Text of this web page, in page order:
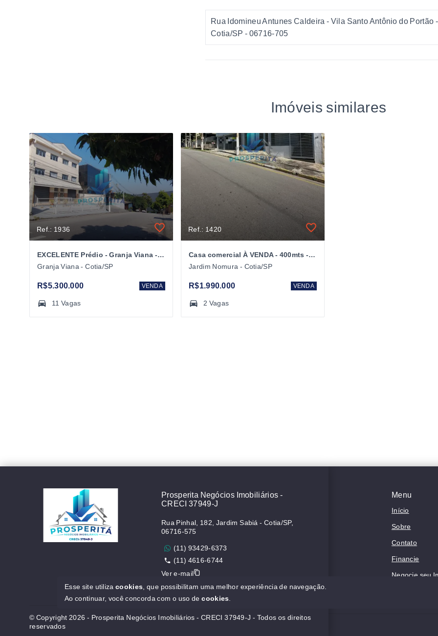
Rua Idomineu Antunes Caldeira - Vila Santo Antônio do Portão -
Cotia/SP - 06716-705
Imóveis similares
Ref.: 1936
EXCELENTE Prédio - Granja Viana - Cotia/SP
Granja Viana - Cotia/SP
R$5.300.000 VENDA
11 Vagas
Ref.: 1420
Casa comercial À VENDA - 400mts - Bairro Nomura - Cotia/SP
Jardim Nomura - Cotia/SP
R$1.990.000 VENDA
2 Vagas
Menu
Início
Sobre
Contato
Financie
Negocie seu
Prosperita Negócios Imobiliários -
CRECI 37949-J
Rua Pinhal, 182, Jardim Sabiá - Cotia/SP,
06716-575
(11) 93429-6373
(11) 4616-6744
Ver e-mail
© Copyright 2026 - Prosperita Negócios Imobiliários - CRECI 37949-J - Todos os direitos
reservados
Esse site utilizacookies , que possibilitam uma melhor experiência de navegação.
Ao continuar, você concorda com o uso decookies